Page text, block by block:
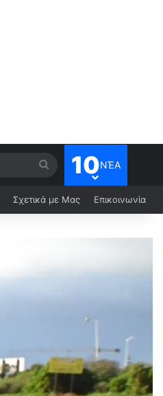
10ΝΈΑ
Σχετικά με Μας Επικοινωνία